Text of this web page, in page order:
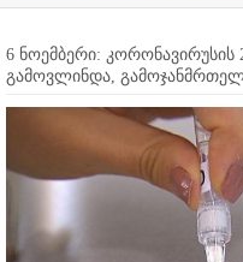
6 ნოემბერი: კორონავირუსის
გამოვლინდა,